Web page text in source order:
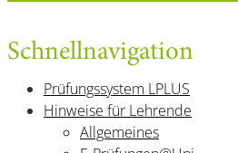
Schnellnavigation
Prüfungssystem LPLUS
Hinweise für Lehrende
Allgemeines